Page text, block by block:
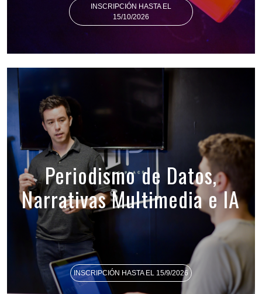
INSCRIPCIÓN HASTA EL
15/10/2026
Periodismo de Datos,
Narrativas Multimedia e IA
INSCRIPCIÓN HASTA EL 15/9/2026